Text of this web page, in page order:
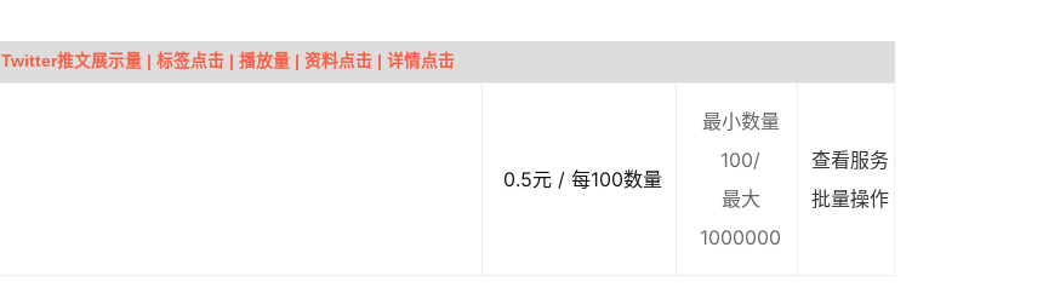
Twitter推文展示量 | 标签点击 | 播放量 | 资料点击 | 详情点击
0.5元 / 每100数量
最小数量
100/
最大
1000000
查看服务
批量操作